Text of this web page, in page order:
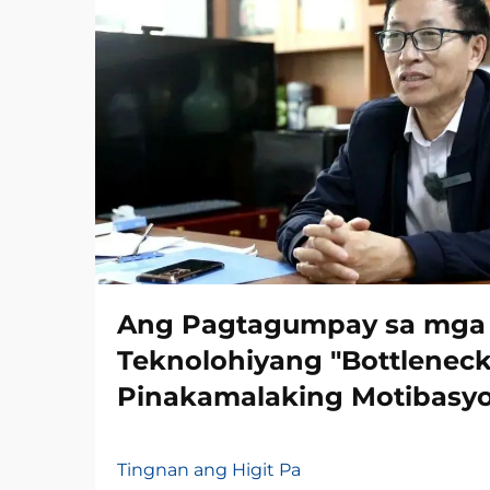
Ang Pagtagumpay sa mga
Teknolohiyang
Pinakamalaking
Tingnan ang Higit Pa